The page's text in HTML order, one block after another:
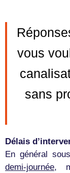
vous
sans
Délais
En général
demi-journée,